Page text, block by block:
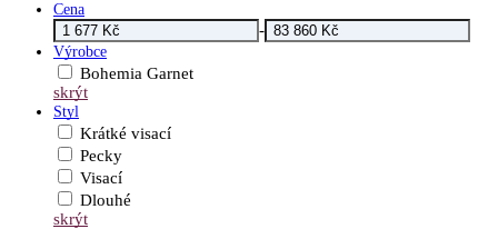
Cena
-
Výrobce
Bohemia Garnet
skrýt
Styl
Krátké visací
Pecky
Visací
Dlouhé
skrýt